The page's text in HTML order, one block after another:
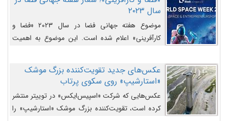
سال ۲۰۲۳
موضوع هفته جهانی فضا در سال ۲۰۲۳ «فضا و
کارآفرینی» اعلام شده است. این موضوع به اهمیت
روزافزون کارآفرینی در حوزه فضایی و مزایای جدیدی که
کارآفرینان این حوزه ایجاد می‌کنند، می‌پردازد.
عکس‌های جدید تقویت‌کننده بزرگ موشک
«استارشیپ» روی سکوی پرتاب
عکس‌هایی که شرکت «اسپیس‌ایکس» در توییتر منتشر
کرده است، تقویت‌کننده بزرگ موشک «استارشیپ» را